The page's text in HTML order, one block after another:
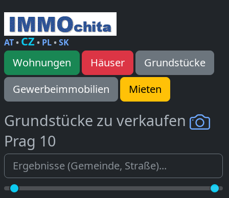
AT• CZ • PL•SK
Wohnungen Häuser
Grundstücke
Gewerbeimmobilien
Mieten
Grundstücke zu verkaufen
Prag 10